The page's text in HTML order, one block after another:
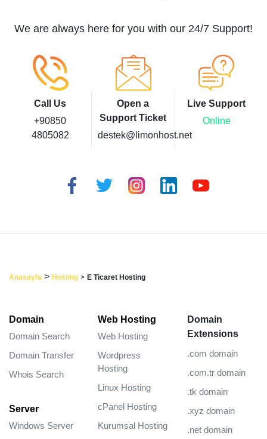
We are always here for you with our 24/7 Support!
Call Us
+90850
4805082
Open a
Support Ticket
destek@limonhost.net
Live Support
Online
Anasayfa > Hosting > E Ticaret Hosting
Domain
Domain Search
Domain Transfer
Whois Search
Server
Windows Server
Web Hosting
Web Hosting
Wordpress
Hosting
Linux Hosting
cPanel Hosting
Kurumsal Hosting
Domain
Extensions
.com domain
.com.tr domain
.tk domain
.xyz domain
.net domain